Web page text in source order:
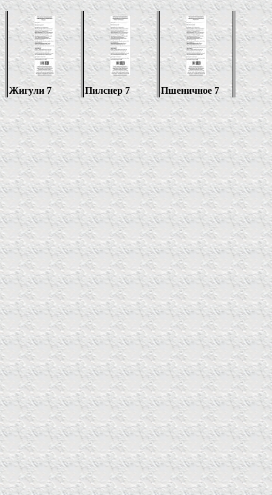
Жигули 7 Пилснер 7 Пшеничное 7